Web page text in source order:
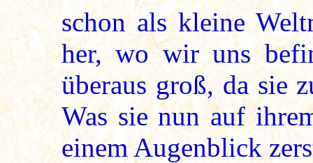
schon als kleine
her, wo wir uns
überaus groß, da sie
Was sie nun auf
einem Augenblick